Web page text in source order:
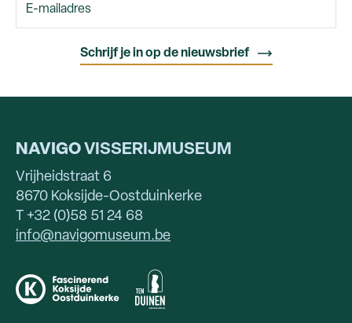
NAVIGO VISSERIJMUSEUM
Vrijheidstraat 6
8670 Koksijde-Oostduinkerke
T +32 (0)58 51 24 68
info@navigomuseum.be